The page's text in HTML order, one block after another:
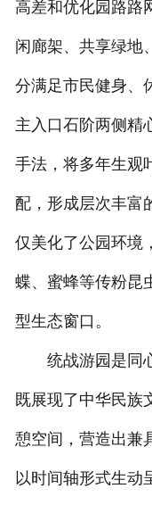
高差和优化园路路
闲廊架、共享绿地
分满足市民健身、
主入口石阶两侧精
手法，将多年生观
配，形成层次丰富
仅美化了公园环境
蝶、蜜蜂等传粉昆
型生态窗口。
统战游园是同心
既展现了中华民族
憩空间，营造出兼
以时间轴形式生动